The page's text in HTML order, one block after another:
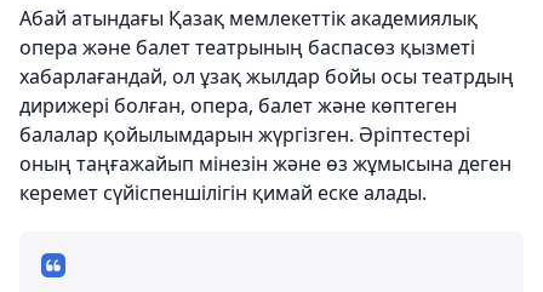
Абай атындағы Қазақ мемлекеттік академиялық
опера және балет театрының баспасөз қызметі
хабарлағандай, ол ұзақ жылдар бойы осы театрдың
дирижері болған, опера, балет және көптеген
балалар қойылымдарын жүргізген. Әріптестері
оның таңғажайып мінезін және өз жұмысына деген
керемет сүйіспеншілігін қимай еске алады.